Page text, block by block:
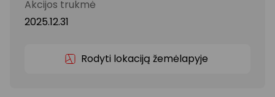
Akcijos trukmė
2025.12.31
Rodyti lokaciją žemėlapyje